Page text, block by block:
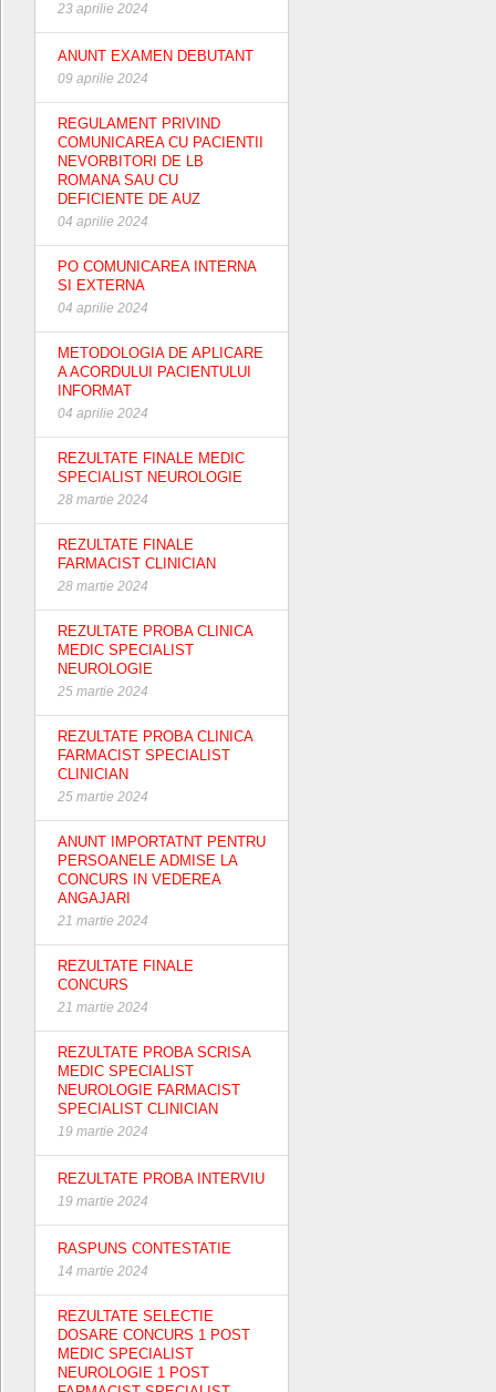
23 aprilie 2024
ANUNT EXAMEN DEBUTANT
09 aprilie 2024
REGULAMENT PRIVIND
COMUNICAREA CU PACIENTII
NEVORBITORI DE LB
ROMANA SAU CU
DEFICIENTE DE AUZ
04 aprilie 2024
PO COMUNICAREA INTERNA
SI EXTERNA
04 aprilie 2024
METODOLOGIA DE APLICARE
A ACORDULUI PACIENTULUI
INFORMAT
04 aprilie 2024
REZULTATE FINALE MEDIC
SPECIALIST NEUROLOGIE
28 martie 2024
REZULTATE FINALE
FARMACIST CLINICIAN
28 martie 2024
REZULTATE PROBA CLINICA
MEDIC SPECIALIST
NEUROLOGIE
25 martie 2024
REZULTATE PROBA CLINICA
FARMACIST SPECIALIST
CLINICIAN
25 martie 2024
ANUNT IMPORTATNT PENTRU
PERSOANELE ADMISE LA
CONCURS IN VEDEREA
ANGAJARI
21 martie 2024
REZULTATE FINALE
CONCURS
21 martie 2024
REZULTATE PROBA SCRISA
MEDIC SPECIALIST
NEUROLOGIE FARMACIST
SPECIALIST CLINICIAN
19 martie 2024
REZULTATE PROBA INTERVIU
19 martie 2024
RASPUNS CONTESTATIE
14 martie 2024
REZULTATE SELECTIE
DOSARE CONCURS 1 POST
MEDIC SPECIALIST
NEUROLOGIE 1 POST